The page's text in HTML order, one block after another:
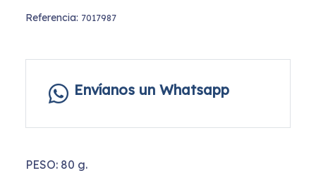
Referencia: 7017987
Envíanos un Whatsapp
PESO: 80 g.